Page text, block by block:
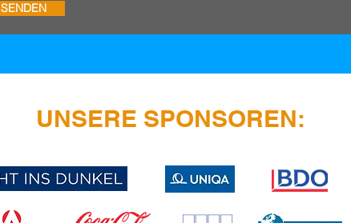
SENDEN
UNSERE SPONSOREN: